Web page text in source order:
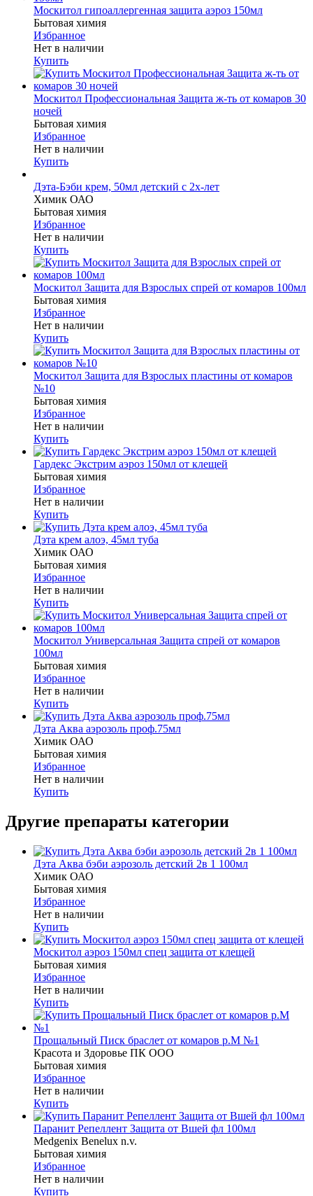
Москитол гипоаллергенная защита аэроз 150мл
Бытовая химия
Избранное
Нет в наличии
Купить
Москитол Профессиональная Защита ж-ть от комаров 30
ночей
Бытовая химия
Избранное
Нет в наличии
Купить
Дэта-Бэби крем, 50мл детский с 2х-лет
Химик ОАО
Бытовая химия
Избранное
Нет в наличии
Купить
Москитол Защита для Взрослых спрей от комаров 100мл
Бытовая химия
Избранное
Нет в наличии
Купить
Москитол Защита для Взрослых пластины от комаров
№10
Бытовая химия
Избранное
Нет в наличии
Купить
Гардекс Экстрим аэроз 150мл от клещей
Бытовая химия
Избранное
Нет в наличии
Купить
Дэта крем алоэ, 45мл туба
Химик ОАО
Бытовая химия
Избранное
Нет в наличии
Купить
Москитол Универсальная Защита спрей от комаров
100мл
Бытовая химия
Избранное
Нет в наличии
Купить
Дэта Аква аэрозоль проф.75мл
Химик ОАО
Бытовая химия
Избранное
Нет в наличии
Купить
Другие препараты категории
Дэта Аква бэби аэрозоль детский 2в 1 100мл
Химик ОАО
Бытовая химия
Избранное
Нет в наличии
Купить
Москитол аэроз 150мл спец защита от клещей
Бытовая химия
Избранное
Нет в наличии
Купить
Прощальный Писк браслет от комаров р.M №1
Красота и Здоровье ПК ООО
Бытовая химия
Избранное
Нет в наличии
Купить
Паранит Репеллент Защита от Вшей фл 100мл
Medgenix Benelux n.v.
Бытовая химия
Избранное
Нет в наличии
Купить